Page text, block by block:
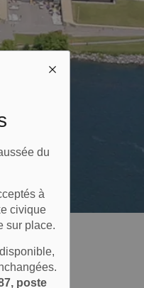
du
à
civique
sur place.
poste